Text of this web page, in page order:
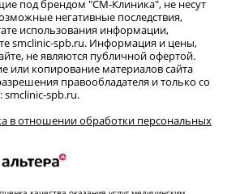
под брендом "СМ-Клиника", не несут
негативные последствия,
использования информации,
smclinic-spb.ru. Информация и цены,
не являются публичной офертой.
или копирование материалов сайта
правообладателя и только со
smclinic-spb.ru.
в отношении обработки персональных